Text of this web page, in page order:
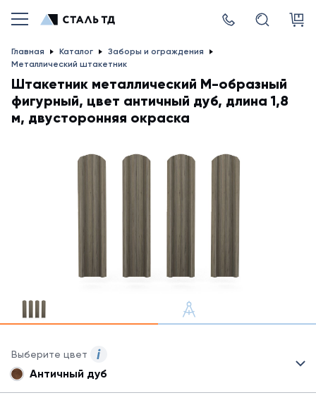
Главная Каталог
Заборы и ограждения
Металлический штакетник
Штакетник металлический М-образный
фигурный, цвет античный дуб, длина 1,8
м, двусторонняя окраска
Выберите цвет
Для
данного
Античный дуб